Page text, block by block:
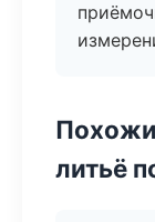
литьё